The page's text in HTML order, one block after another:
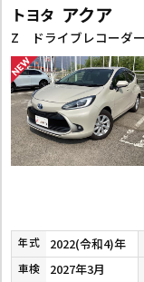
トヨタ アクア
年式 2022(令和4)年
車検 2027年3月